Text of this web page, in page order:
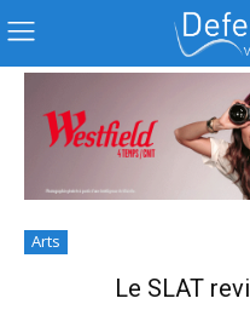
Arts
Le SLAT